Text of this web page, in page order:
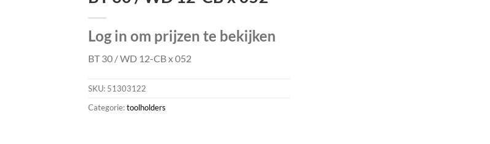
Log in om prijzen te bekijken
BT 30 / WD 12-CB x 052
SKU: 51303122
Categorie:toolholders